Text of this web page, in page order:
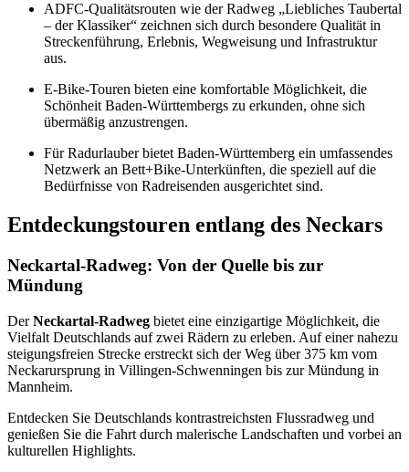
ADFC-Qualitätsrouten wie der Radweg „Liebliches Taubertal
– der Klassiker“ zeichnen sich durch besondere Qualität in
Streckenführung, Erlebnis, Wegweisung und Infrastruktur
aus.
E-Bike-Touren bieten eine komfortable Möglichkeit, die
Schönheit Baden-Württembergs zu erkunden, ohne sich
übermäßig anzustrengen.
Für Radurlauber bietet Baden-Württemberg ein umfassendes
Netzwerk an Bett+Bike-Unterkünften, die speziell auf die
Bedürfnisse von Radreisenden ausgerichtet sind.
Entdeckungstouren entlang des Neckars
Neckartal-Radweg: Von der Quelle bis zur
Mündung
DerNeckartal-Radweg bietet eine einzigartige Möglichkeit, die
Vielfalt Deutschlands auf zwei Rädern zu erleben. Auf einer nahezu
steigungsfreien Strecke erstreckt sich der Weg über 375 km vom
Neckarursprung in Villingen-Schwenningen bis zur Mündung in
Mannheim.
Entdecken Sie Deutschlands kontrastreichsten Flussradweg und
genießen Sie die Fahrt durch malerische Landschaften und vorbei an
kulturellen Highlights.